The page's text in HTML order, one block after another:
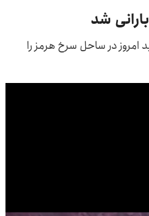
شد
امروز در ساحل سرخ هرمز را